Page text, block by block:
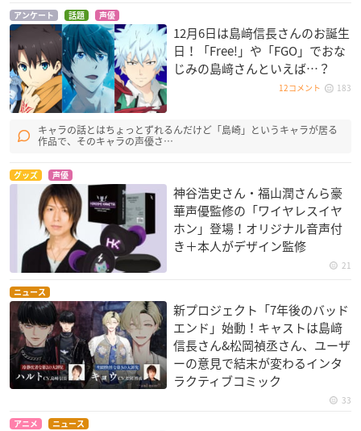
アンケート 話題 声優
12月6日は島﨑信長さんのお誕生
日！「Free!」や「FGO」でおな
じみの島﨑さんといえば…？
12コメント 183
キャラの話とはちょっとずれるんだけど「島崎」というキャラが居る
作品で、そのキャラの声優さ…
グッズ 声優
神谷浩史さん・福山潤さんら豪
華声優監修の「ワイヤレスイヤ
ホン」登場！オリジナル音声付
き＋本人がデザイン監修
21
ニュース
新プロジェクト「7年後のバッド
エンド」始動！キャストは島﨑
信長さん&松岡禎丞さん、ユーザ
ーの意見で結末が変わるインタ
ラクティブコミック
33
アニメ ニュース